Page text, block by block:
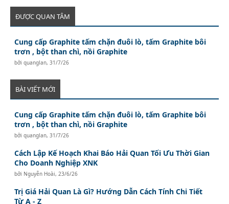
ĐƯỢC QUAN TÂM
Cung cấp Graphite tấm chặn đuôi lò, tấm Graphite bôi
trơn , bột than chì, nồi Graphite
bởiquanglan,31/7/26
BÀI VIẾT MỚI
Cung cấp Graphite tấm chặn đuôi lò, tấm Graphite bôi
trơn , bột than chì, nồi Graphite
bởiquanglan,31/7/26
Cách Lập Kế Hoạch Khai Báo Hải Quan Tối Ưu Thời Gian
Cho Doanh Nghiệp XNK
bởi Nguyễn Hoài,23/6/26
Trị Giá Hải Quan Là Gì? Hướng Dẫn Cách Tính Chi Tiết
Từ A - Z